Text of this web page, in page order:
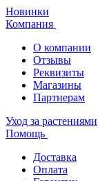
Новинки
Компания
О компании
Отзывы
Реквизиты
Магазины
Партнерам
Уход за растениями
Помощь
Доставка
Оплата